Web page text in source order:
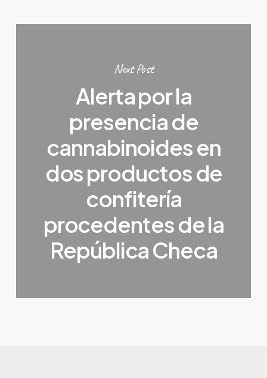
Next Post
Alerta por la
presencia de
cannabinoides en
dos productos de
confitería
procedentes de la
República Checa